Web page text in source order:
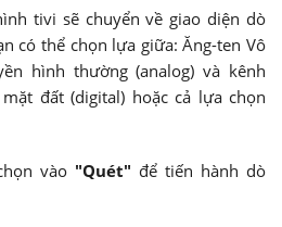
tivi sẽ chuyển về giao diện dò
có thể chọn lựa giữa: Ăng-ten Vô
hình thường (analog) và kênh
đất (digital) hoặc cả lựa chọn
vào "Quét" để tiến hành dò